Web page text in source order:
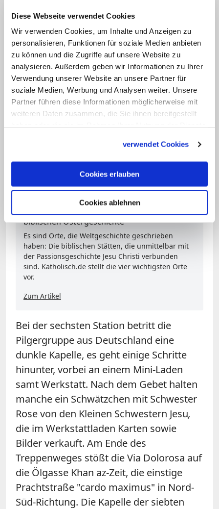
Diese Webseite verwendet Cookies
Wir verwenden Cookies, um Inhalte und Anzeigen zu
personalisieren, Funktionen für soziale Medien anbieten
zu können und die Zugriffe auf unsere Website zu
analysieren. Außerdem geben wir Informationen zu Ihrer
Verwendung unserer Website an unsere Partner für
soziale Medien, Werbung und Analysen weiter. Unsere
Partner führen diese Informationen möglicherweise mit
weiteren Daten zusammen, die Sie ihnen bereitgestellt
verwendet Cookies
Cookies erlauben
Cookies ablehnen
vorbei an Textilgeschäften. Die Gruppe
biegt rechts ab. "Granatapfelsaft zehn
Schekel", ruft ein mobiler Saftpresser auf
Deutsch, "Batterien, Batterien" sein
geschäftstüchtiger Nachbar. Die Kapelle
der fünften Station ist geschlossen. Der
Reiseleiter betet vor: "Simon von Zyrene
hilft Jesus das Kreuz tragen." Er erklärt,
bittet seine Gruppe, für dieses
kriegsgeplagte Land schweigend zu
Linktipp: Das sind die wichtigsten Orte der
biblischen Ostergeschichte
Es sind Orte, die Weltgeschichte geschrieben
haben: Die biblischen Stätten, die unmittelbar mit
der Passionsgeschichte Jesu Christi verbunden
sind. Katholisch.de stellt die vier wichtigsten Orte
vor.
Zum Artikel
Bei der sechsten Station betritt die
Pilgergruppe aus Deutschland eine
dunkle Kapelle, es geht einige Schritte
hinunter, vorbei an einem Mini-Laden
samt Werkstatt. Nach dem Gebet halten
manche ein Schwätzchen mit Schwester
Rose von den Kleinen Schwestern Jesu,
die im Werkstattladen Karten sowie
Bilder verkauft. Am Ende des
Treppenweges stößt die Via Dolorosa auf
die Ölgasse Khan az-Zeit, die einstige
Prachtstraße "cardo maximus" in Nord-
Süd-Richtung. Die Kapelle der siebten